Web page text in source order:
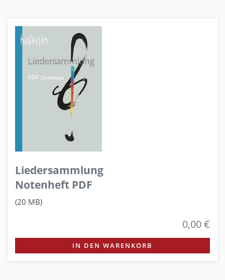
Liedersammlung
Notenheft PDF
(20 MB)
0,00 €
IN DEN WARENKORB